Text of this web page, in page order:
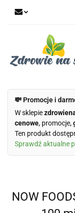
💸 Promocje i
W sklepie
cenowe, promocje,
Ten produkt
Sprawdź aktualne
NOW